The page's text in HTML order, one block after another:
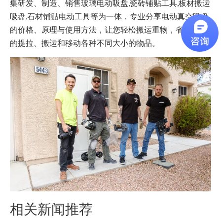
集研发、制造、销售玻璃电动吸盘,瓷砖铺贴工具,板材搬运
吸盘,石材铺贴电动工具等为一体，专业分享电动真空吸盘
的价格、原理与使用方法，让您轻松搬运重物，省时省力
的提拉、搬运和移动各种不同大小的物品。
相关新闻推荐